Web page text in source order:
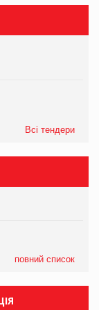
Всі тендери
повний список